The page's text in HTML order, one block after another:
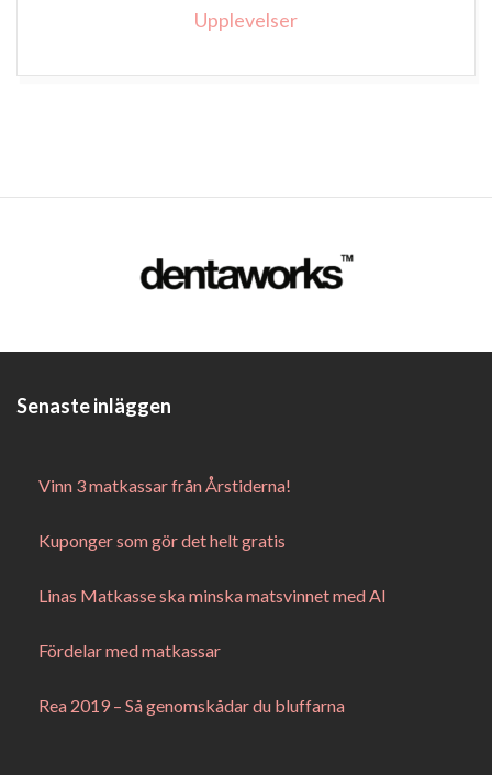
Upplevelser
Senaste inläggen
Vinn 3 matkassar från Årstiderna!
Kuponger som gör det helt gratis
Linas Matkasse ska minska matsvinnet med AI
Fördelar med matkassar
Rea 2019 – Så genomskådar du bluffarna